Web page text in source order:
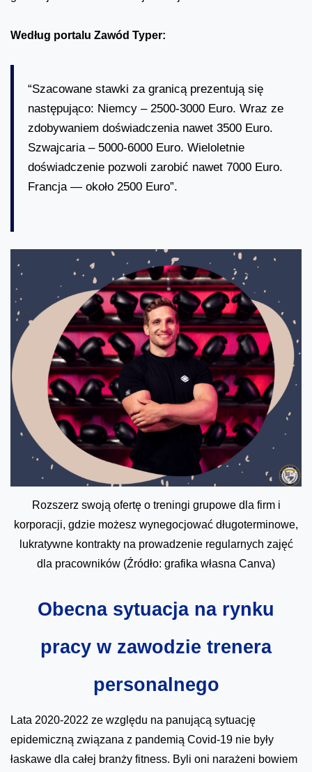
Według portalu Zawód Typer:
“Szacowane stawki za granicą prezentują się
następująco: Niemcy – 2500-3000 Euro. Wraz ze
zdobywaniem doświadczenia nawet 3500 Euro.
Szwajcaria – 5000-6000 Euro. Wieloletnie
doświadczenie pozwoli zarobić nawet 7000 Euro.
Francja — około 2500 Euro”.
Rozszerz swoją ofertę o treningi grupowe dla firm i
korporacji, gdzie możesz wynegocjować długoterminowe,
lukratywne kontrakty na prowadzenie regularnych zajęć
dla pracowników (Źródło: grafika własna Canva)
Obecna sytuacja na rynku
pracy w zawodzie trenera
personalnego
Lata 2020-2022 ze względu na panującą sytuację
epidemiczną związana z pandemią Covid-19 nie były
łaskawe dla całej branży fitness. Byli oni narażeni bowiem